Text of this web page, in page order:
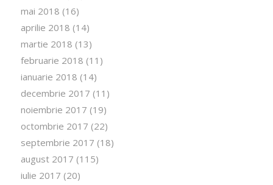
mai 2018 (16)
aprilie 2018 (14)
martie 2018 (13)
februarie 2018 (11)
ianuarie 2018 (14)
decembrie 2017 (11)
noiembrie 2017 (19)
octombrie 2017 (22)
septembrie 2017 (18)
august 2017 (115)
iulie 2017 (20)